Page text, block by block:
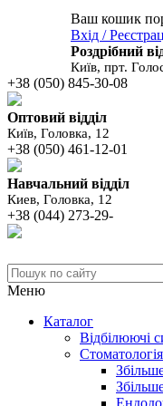
Ваш кошик
Вхід /
Роздрібний
Київ, прт.
+38 (050) 845-30-08
Оптовий відділ
Київ, Головка, 12
+38 (050) 461-12-01
Навчальний відділ
Киев, Головка, 12
+38 (044) 273-29-
Меню
Каталог
Відбілюючі